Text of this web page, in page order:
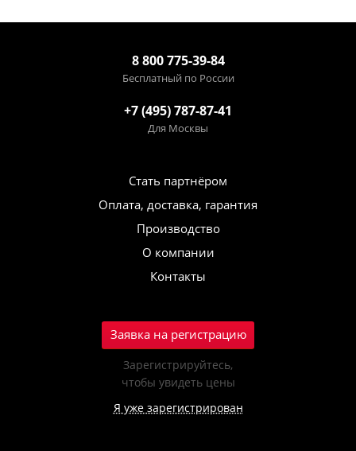
8 800 775-39-84
Бесплатный по России
+7 (495) 787-87-41
Для Москвы
Стать партнёром
Оплата, доставка, гарантия
Производство
О компании
Контакты
Заявка на регистрацию
Зарегистрируйтесь,
чтобы увидеть цены
Я уже зарегистрирован